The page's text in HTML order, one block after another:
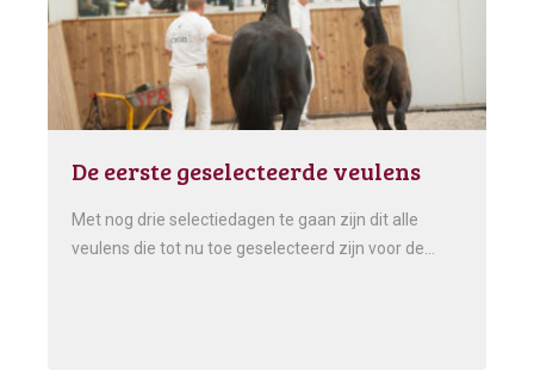
De eerste geselecteerde veulens
Met nog drie selectiedagen te gaan zijn dit alle
veulens die tot nu toe geselecteerd zijn voor de…